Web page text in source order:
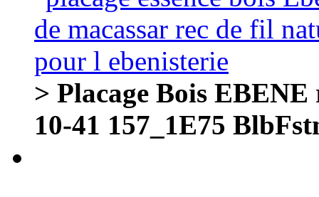
> Placage Bois
10-41 157_1E75